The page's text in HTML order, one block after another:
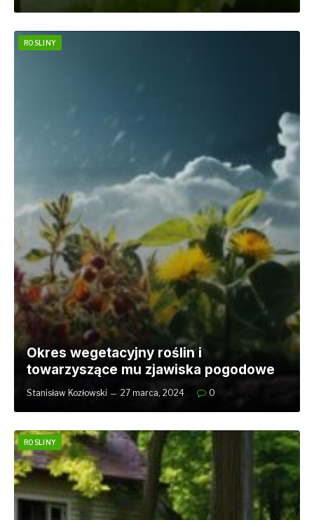
ROSLINY
Okres wegetacyjny roślin i
towarzyszące mu zjawiska pogodowe
Stanisław Kozłowski 27 marca, 2024 0
ROSLINY